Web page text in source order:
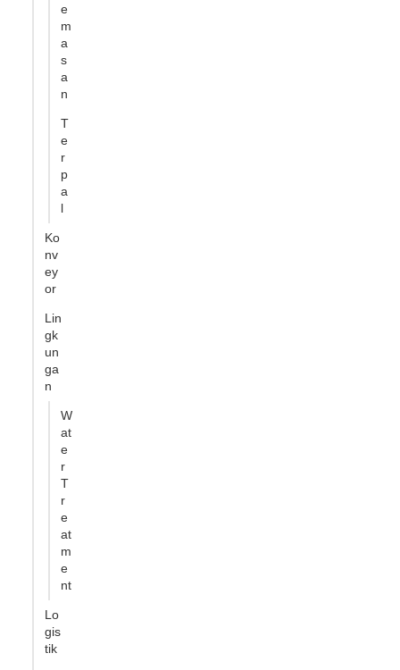
e
m
a
s
a
n
T
e
r
p
a
l
Ko
nv
ey
or
Lin
gk
un
ga
n
W
at
e
r
T
r
e
at
m
e
nt
Lo
gis
tik